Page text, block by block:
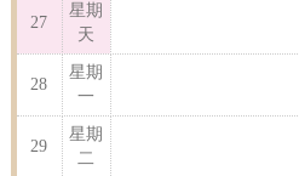
27
星期
天
28
星期
一
29
星期
二